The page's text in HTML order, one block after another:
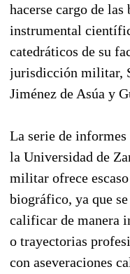
hacerse cargo de
instrumental
catedráticos de su
jurisdicción militar,
Jiménez de Asúa y
La serie de informes
la Universidad de
militar ofrece
biográfico, ya que
calificar de manera
o trayectorias
con aseveraciones